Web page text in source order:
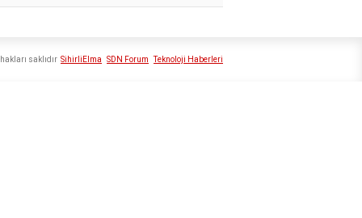
SihirliElma SDN Forum Teknoloji Haberleri
saklıdır